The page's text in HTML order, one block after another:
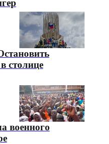
столице
военного